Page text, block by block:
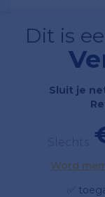
Dit is
Sluit je
Word
✅